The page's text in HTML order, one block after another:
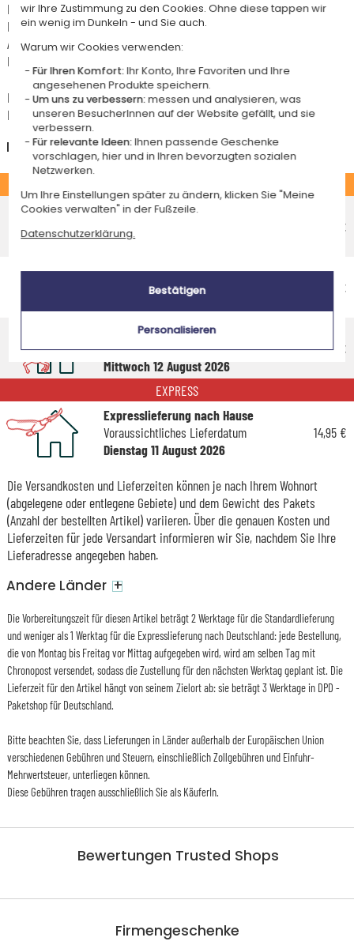
Bewertungen Trusted Shops
Für jede Bestellung unter 85 € gelten die unten aufgeführten
Lieferkosten für den Kauf dieses Artikels.
Artikel, die in unserem Atelier personalisiert werden (etwa 95% unserer
Produkte), sind mit dem Logo
Das Voraussichtliche Lieferdatum ist nur bei einer Zahlung per PayPal,
Kreditkarte oder Sofortüberweisung gültig.
Deutschland
Economy-Versand an einen Paketshop
Voraussichtliches Lieferdatum
Freitag 14 August 2026
4,95 €
Economy-Versand nach Hause
Voraussichtliches Lieferdatum
4,95 €
Standardlieferung nach Hause
Voraussichtliches Lieferdatum
Mittwoch 12 August 2026
8,95 €
EXPRESS
Expresslieferung nach Hause
Voraussichtliches Lieferdatum
Dienstag 11 August 2026
14,95 €
Die Versandkosten und Lieferzeiten können je nach Ihrem Wohnort
(abgelegene oder entlegene Gebiete) und dem Gewicht des Pakets
(Anzahl der bestellten Artikel) variieren. Über die genauen Kosten und
Lieferzeiten für jede Versandart informieren wir Sie, nachdem Sie Ihre
Lieferadresse angegeben haben.
Andere Länder +
Die Vorbereitungszeit für diesen Artikel beträgt 2 Werktage für die Standardlieferung
und weniger als 1 Werktag für die Expresslieferung nach Deutschland: jede Bestellung,
die von Montag bis Freitag vor Mittag aufgegeben wird, wird am selben Tag mit
Chronopost versendet, sodass die Zustellung für den nächsten Werktag geplant ist. Die
Lieferzeit für den Artikel hängt von seinem Zielort ab: sie beträgt 3 Werktage in DPD -
Paketshop für Deutschland.
Bitte beachten Sie, dass Lieferungen in Länder außerhalb der Europäischen Union
verschiedenen Gebühren und Steuern, einschließlich Zollgebühren und Einfuhr-
Mehrwertsteuer, unterliegen können.
Diese Gebühren tragen ausschließlich Sie als KäuferIn.
Firmengeschenke
wir Ihre Zustimmung zu den Cookies. Ohne diese tappen wir
ein wenig im Dunkeln - und Sie auch.
Warum wir Cookies verwenden:
Für Ihren Komfort:Ihr Konto, Ihre Favoriten und Ihre
angesehenen Produkte speichern.
Um uns zu verbessern:messen und analysieren, was
unseren BesucherInnen auf der Website gefällt, und sie
verbessern.
Für relevante Ideen:Ihnen passende Geschenke
vorschlagen, hier und in Ihren bevorzugten sozialen
Netzwerken.
Um Ihre Einstellungen später zu ändern, klicken Sie "Meine
Cookies verwalten" in der Fußzeile.
Datenschutzerklärung.
Bestätigen
Personalisieren